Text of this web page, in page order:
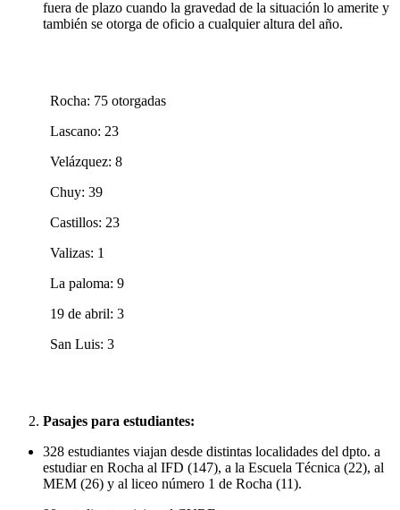
fuera de plazo cuando la gravedad de la situación lo amerite y
también se otorga de oficio a cualquier altura del año.
Rocha: 75 otorgadas
Lascano: 23
Velázquez: 8
Chuy: 39
Castillos: 23
Valizas: 1
La paloma: 9
19 de abril: 3
San Luis: 3
Pasajes para estudiantes:
328 estudiantes viajan desde distintas localidades del dpto. a
estudiar en Rocha al IFD (147), a la Escuela Técnica (22), al
MEM (26) y al liceo número 1 de Rocha (11).